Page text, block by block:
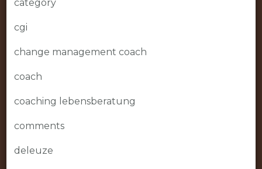
category
cgi
change management coach
coach
coaching lebensberatung
comments
deleuze